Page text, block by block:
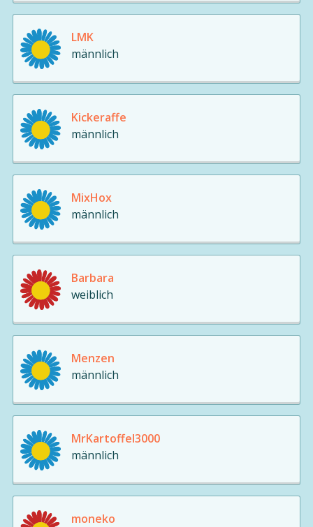
LMK
männlich
Kickeraffe
männlich
MixHox
männlich
Barbara
weiblich
Menzen
männlich
MrKartoffel3000
männlich
moneko